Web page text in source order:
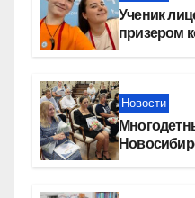
Ученик
призером
Новости